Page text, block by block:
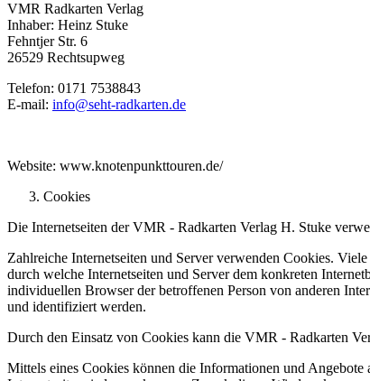
VMR Radkarten Verlag
Inhaber: Heinz Stuke
Fehntjer Str. 6
26529 Rechtsupweg
Telefon: 0171 7538843
E-mail: info@seht-radkarten.de
Website: www.knotenpunkttouren.de/
Cookies
Die Internetseiten der VMR - Radkarten Verlag H. Stuke
Zahlreiche Internetseiten und Server verwenden Cookies.
durch welche Internetseiten und Server dem konkreten
individuellen Browser der betroffenen Person von anderen
und identifiziert werden.
Durch den Einsatz von Cookies kann die VMR - Radkarten
Mittels eines Cookies können die Informationen und